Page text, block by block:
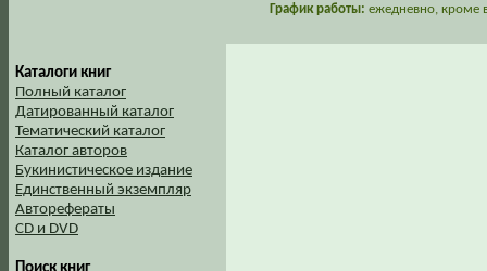
График работы: ежедневно, кроме
Каталоги книг
Полный каталог
Датированный каталог
Тематический каталог
Каталог авторов
Букинистическое издание
Единственный экземпляр
Авторефераты
CD и DVD